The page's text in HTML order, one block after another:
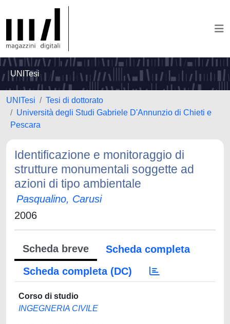
UNITesi
UNITesi
Tesi di dottorato
Università degli Studi Gabriele D'Annunzio di Chieti e
Pescara
Identificazione e monitoraggio di
strutture monumentali soggette ad
azioni di tipo ambientale
Pasqualino, Carusi
2006
Scheda breve
Scheda completa
Scheda completa (DC)
Corso di studio
INGEGNERIA CIVILE